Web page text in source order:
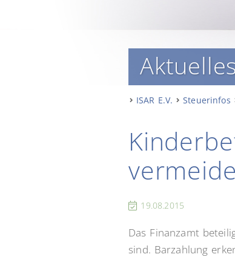
ISAR E.V. Steuerinfos
19.08.2015
Das Finanzamt
sind. Barzahlung